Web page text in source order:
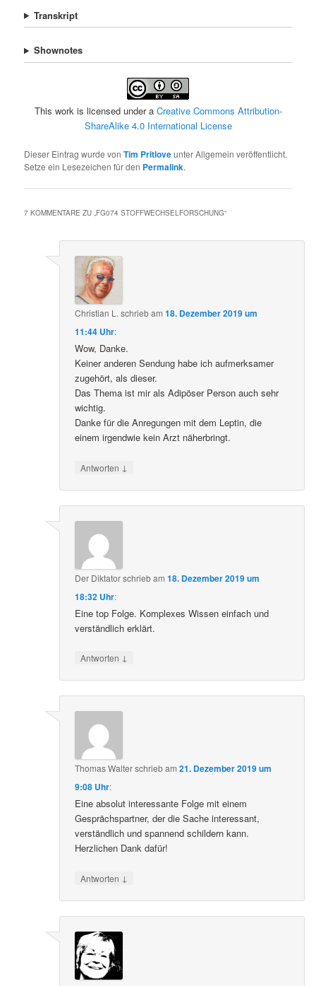
Transkript
Shownotes
This work is licensed under a Creative Commons Attribution-
ShareAlike 4.0 International License
Dieser Eintrag wurde vonTim Pritloveunter Allgemein veröffentlicht.
Setze ein Lesezeichen für den Permalink.
7 KOMMENTARE ZU „FG074 STOFFWECHSELFORSCHUNG“
Christian L.schriebam18. Dezember 2019 um
11:44 Uhr:
Wow, Danke.
Keiner anderen Sendung habe ich aufmerksamer
zugehört, als dieser.
Das Thema ist mir als Adipöser Person auch sehr
wichtig.
Danke für die Anregungen mit dem Leptin, die
einem irgendwie kein Arzt näherbringt.
Antworten ↓
Der Diktatorschriebam18. Dezember 2019 um
18:32 Uhr:
Eine top Folge. Komplexes Wissen einfach und
verständlich erklärt.
Antworten ↓
Thomas Walterschriebam21. Dezember 2019 um
9:08 Uhr:
Eine absolut interessante Folge mit einem
Gesprächspartner, der die Sache interessant,
verständlich und spannend schildern kann.
Herzlichen Dank dafür!
Antworten ↓